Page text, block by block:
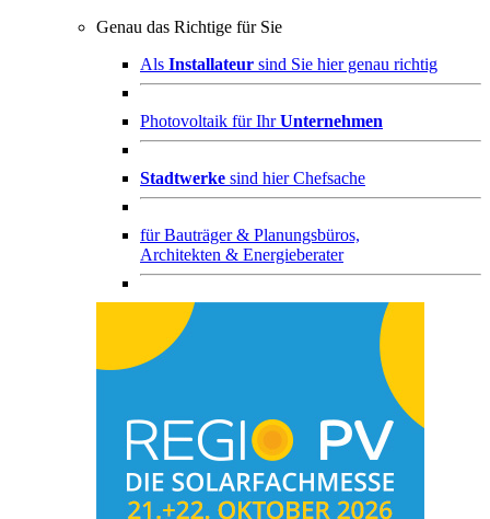
Genau das Richtige für Sie
Als Installateur sind Sie hier genau richtig
Photovoltaik für IhrUnternehmen
Stadtwerke sind hier Chefsache
fürBauträger & Planungsbüros,
Architekten & Energieberater